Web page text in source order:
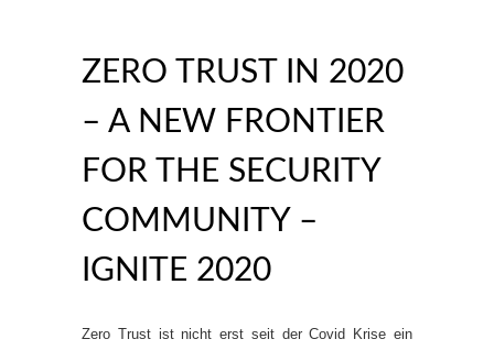
ZERO TRUST IN 2020
– A NEW FRONTIER
FOR THE SECURITY
COMMUNITY –
IGNITE 2020
Zero Trust ist nicht erst seit der Covid Krise ein